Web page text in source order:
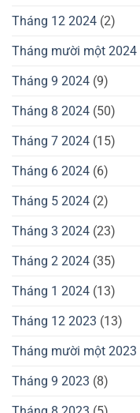
Tháng 12 2024 (2)
Tháng mười một 2024
Tháng 9 2024 (9)
Tháng 8 2024 (50)
Tháng 7 2024 (15)
Tháng 6 2024 (6)
Tháng 5 2024 (2)
Tháng 3 2024 (23)
Tháng 2 2024 (35)
Tháng 1 2024 (13)
Tháng 12 2023 (13)
Tháng mười một 2023
Tháng 9 2023 (8)